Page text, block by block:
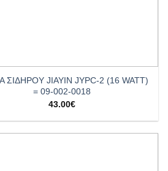
ΣΙΔΗΡΟΥ JIAYIN JYPC-2 (16 WATT)
= 09-002-0018
43.00€